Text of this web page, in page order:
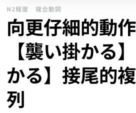
N2程度 複合動詞
向更仔細的動
【襲い掛かる
かる】接尾的
列